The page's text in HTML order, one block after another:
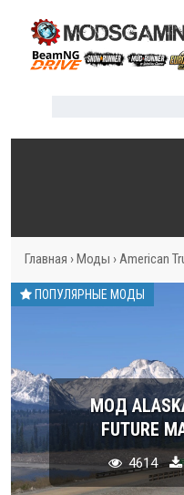
Главная › Моды ›American
ПОПУЛЯРНЫЕ МОДЫ
МОД
FUTURE
4614